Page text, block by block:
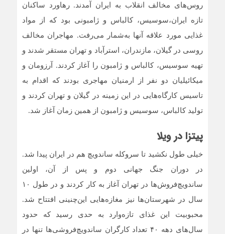
روس‌های مخالف انقلاب به ایران آمدند. رهاورد ساکنان
تازه ایران،سوسیس، کالباس و ژامبونی بود که از مواد
غذایی مورد علاقه آنها به‌شمار می‌رفت. مهاجران مخالف
روسی در گیلان، مازندران، استرآباد و تهران مستقر شدند و
تهیه سوسیس، کالباس و ژامبون را آغاز کردند. آرزومان و
میکائیلیان دو نفر از ارمنیان مهاجری بودند که اقدام به
تاسیس کارگاه‌هایی در این زمینه در گیلان و تهران کردند و
تولید کالباس، سوسیس و ژامبون از همین زمان آغاز شد.
پیتزا در ویلا
خیلی طول نکشید تا سروکله ساندویچ هم در ایران پیدا شد.
در دوران جنگ جهانی دوم و پس از آن، اولین
ساندویچ‌فروش‌ها در تهران آغاز به کار کردند و در طول ۱۰
سال در شهرستان‌ها نیز مغازه‌هایی این‌چنینی افتتاح شد.
محبوبیت این غذای تازه‌وارد به حدی رسید که حدود
سال‌های دهه ۴۰ تعداد کارگران ساندویچ‌فروشی‌ها تنها در